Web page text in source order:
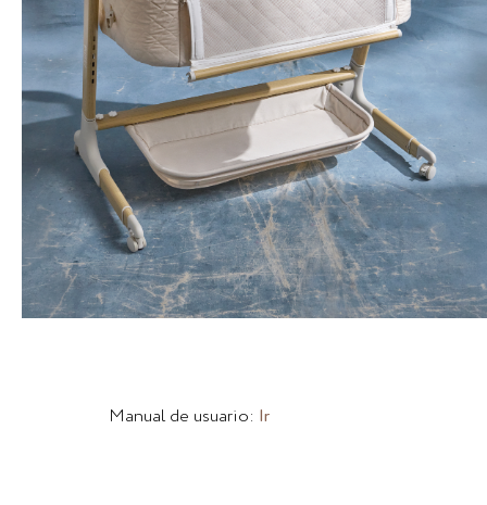
Manual de usuario: Ir